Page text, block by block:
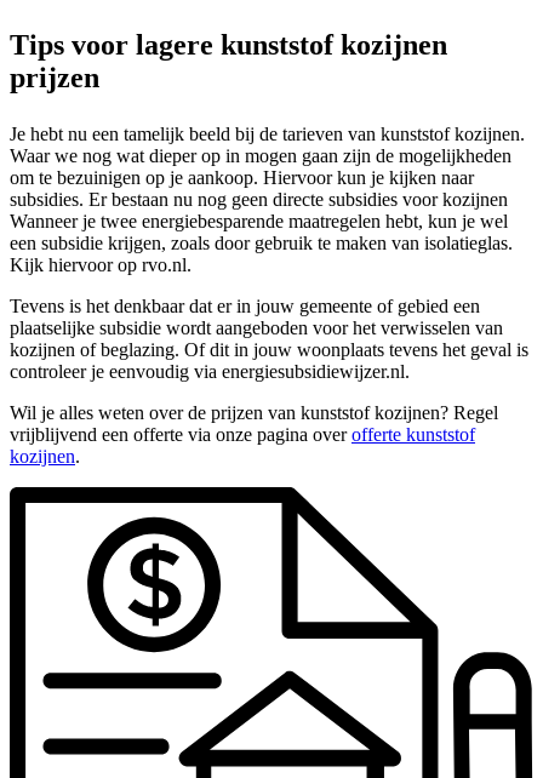
Tips voor lagere kunststof kozijnen
prijzen
Je hebt nu een tamelijk beeld bij de tarieven van kunststof kozijnen.
Waar we nog wat dieper op in mogen gaan zijn de mogelijkheden
om te bezuinigen op je aankoop. Hiervoor kun je kijken naar
subsidies. Er bestaan nu nog geen directe subsidies voor kozijnen
Wanneer je twee energiebesparende maatregelen hebt, kun je wel
een subsidie krijgen, zoals door gebruik te maken van isolatieglas.
Kijk hiervoor op rvo.nl.
Tevens is het denkbaar dat er in jouw gemeente of gebied een
plaatselijke subsidie wordt aangeboden voor het verwisselen van
kozijnen of beglazing. Of dit in jouw woonplaats tevens het geval is
controleer je eenvoudig via energiesubsidiewijzer.nl.
Wil je alles weten over de prijzen van kunststof kozijnen? Regel
vrijblijvend een offerte via onze pagina overofferte kunststof
kozijnen.